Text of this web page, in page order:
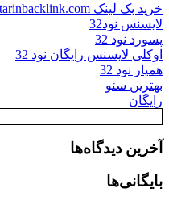
خرید بک لینک behtarinbacklink.com
لایسنس نود32
پسورد نود 32
اوکلی لایسنس رایگان نود 32
همیار نود 32
بهترین سئو
رایگان
آخرین دیدگاه‌ها
بایگانی‌ها